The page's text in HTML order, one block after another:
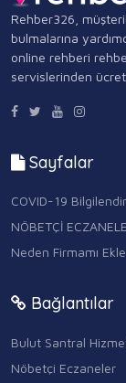
Rehber326,
bulmalarına
online rehberi
servislerinden
Sayfalar
COVID-19
NÖBETÇİ
Neden Firmamı
Bağlantılar
Bulut Santral
Nöbetçi Eczaneler